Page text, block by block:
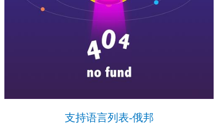
支持语言列表-俄邦